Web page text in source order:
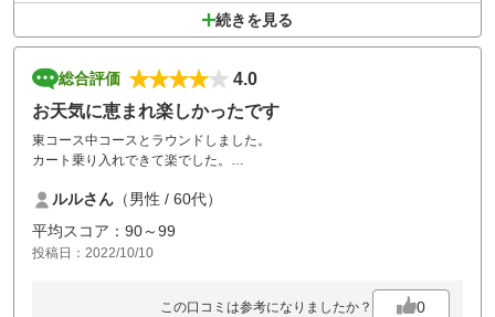
続きを見る
総合評価
4.0
お天気に恵まれ楽しかったです
東コース中コースとラウンドしました。
カート乗り入れできて楽でした。
はもう半年以上変化無く、飽きました。
ルルさん （男性 / 60代）
平均スコア：90～99
投稿日：2022/10/10
この口コミは参考になりましたか？ 0